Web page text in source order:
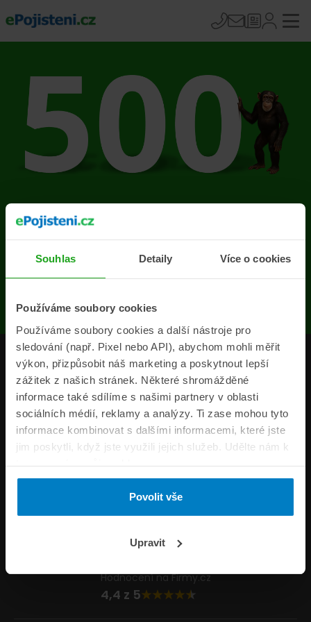
Souhlas Detaily Více o cookies
Používáme soubory cookies
Používáme soubory cookies a další nástroje pro
sledování (např. Pixel nebo API), abychom mohli měřit
výkon, přizpůsobit náš marketing a poskytnout lepší
zážitek z našich stránek. Některé shromážděné
informace také sdílíme s našimi partnery v oblasti
sociálních médií, reklamy a analýzy. Ti zase mohou tyto
informace kombinovat s dalšími informacemi, které jste
jim poskytli, když jste využili jejich služeb. Udělte nám k
tomu prosím svůj souhlas.
Povolit vše
Upravit
Na stránce se vyskytla
chyba
Produkty
Pojišťovny
Informace
ePojisteni.cz
Formuláře
Napište nám
Hodnocení na Firmy.cz
4,4 z 5